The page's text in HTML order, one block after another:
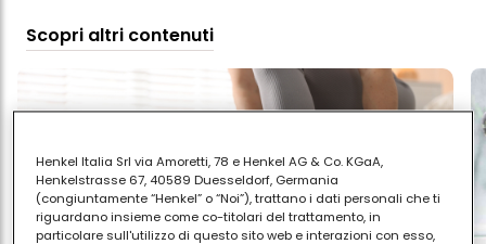
Scopri altri contenuti
Henkel Italia Srl via Amoretti, 78 e Henkel AG & Co. KGaA,
Henkelstrasse 67, 40589 Duesseldorf, Germania
(congiuntamente “Henkel” o “Noi”), trattano i dati personali che ti
riguardano insieme come co-titolari del trattamento, in
particolare sull'utilizzo di questo sito web e interazioni con esso,